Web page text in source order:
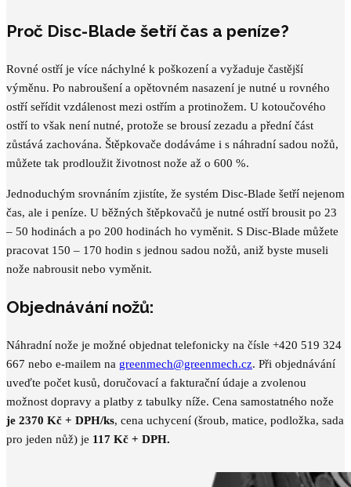
Proč Disc-Blade šetří čas a peníze?
Rovné ostří je více náchylné k poškození a vyžaduje častější
výměnu. Po nabroušení a opětovném nasazení je nutné u rovného
ostří seřídit vzdálenost mezi ostřím a protinožem. U kotoučového
ostří to však není nutné, protože se brousí zezadu a přední část
zůstává zachována. Štěpkovače dodáváme i s náhradní sadou nožů,
můžete tak prodloužit životnost nože až o 600 %.
Jednoduchým srovnáním zjistíte, že systém Disc-Blade šetří nejenom
čas, ale i peníze. U běžných štěpkovačů je nutné ostří brousit po 23
– 50 hodinách a po 200 hodinách ho vyměnit. S Disc-Blade můžete
pracovat 150 – 170 hodin s jednou sadou nožů, aniž byste museli
nože nabrousit nebo vyměnit.
Objednávání nožů:
Náhradní nože je možné objednat telefonicky na čísle +420 519 324
667 nebo e-mailem na greenmech@greenmech.cz. Při objednávání
uveďte počet kusů, doručovací a fakturační údaje a zvolenou
možnost dopravy a platby z tabulky níže. Cena samostatného nože
je 2370 Kč + DPH/ks, cena uchycení (šroub, matice, podložka, sada
pro jeden nůž) je 117 Kč + DPH.